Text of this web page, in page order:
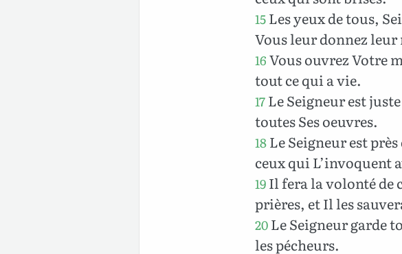
15Les yeux de tous,
Vous leur donnez
16Vous ouvrez Votre
tout ce qui a vie.
17Le Seigneur est
toutes Ses oeuvres.
18Le Seigneur est
ceux qui L’invoquent
19Il fera la volonté de
prières, et Il les
20Le Seigneur garde
les pécheurs.